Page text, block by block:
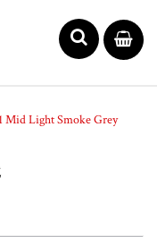
Mid Light Smoke Grey